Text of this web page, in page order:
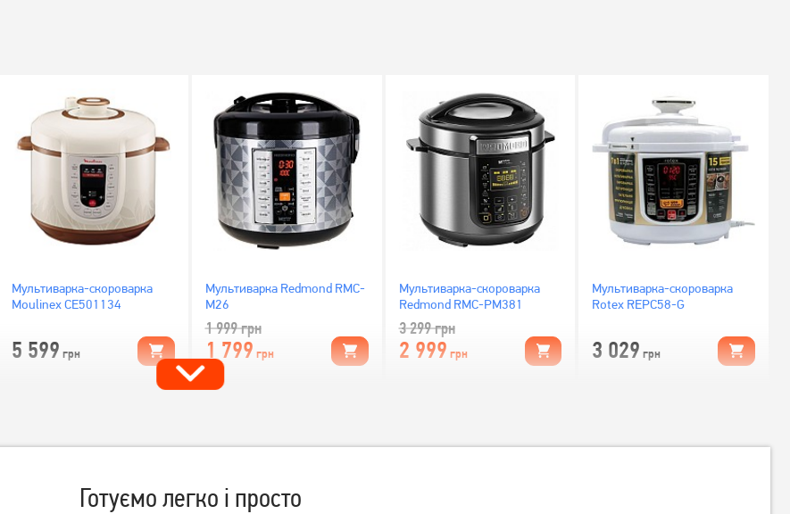
Мультиварка-скороварка
Moulinex CE501134
5 599 грн
Мультиварка Redmond RMC-
M26
1 999грн
1 799 грн
Мультиварка-скороварка
Redmond RMC-PM381
3 299грн
2 999 грн
Мультиварка-скороварка
Rotex REPC58-G
3 029 грн
Готуємо легко і просто